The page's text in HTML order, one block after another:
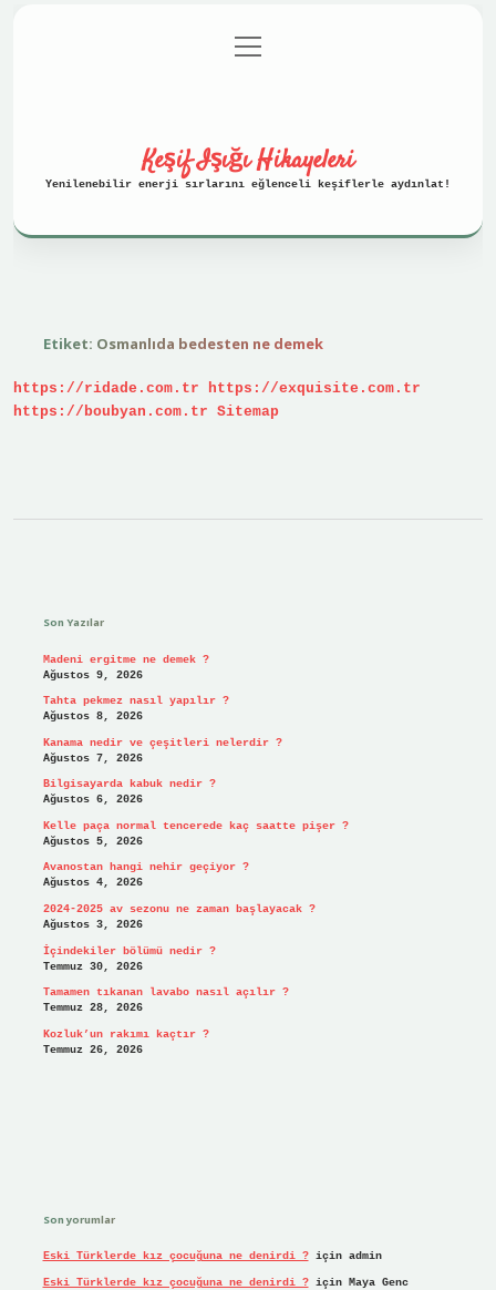
Gizlilik Politikası
menüyü
aç
Keşif Işığı Hikayeleri
Yenilenebilir enerji sırlarını eğlenceli keşiflerle aydınlat!
Etiket: Osmanlıda bedesten ne demek
https://ridade.com.tr
https://exquisite.com.tr
https://boubyan.com.tr Sitemap
Son Yazılar
Madeni ergitme ne demek ?
Ağustos 9, 2026
Tahta pekmez nasıl yapılır ?
Ağustos 8, 2026
Kanama nedir ve çeşitleri nelerdir ?
Ağustos 7, 2026
Bilgisayarda kabuk nedir ?
Ağustos 6, 2026
Kelle paça normal tencerede kaç saatte pişer ?
Ağustos 5, 2026
Avanostan hangi nehir geçiyor ?
Ağustos 4, 2026
2024-2025 av sezonu ne zaman başlayacak ?
Ağustos 3, 2026
İçindekiler bölümü nedir ?
Temmuz 30, 2026
Tamamen tıkanan lavabo nasıl açılır ?
Temmuz 28, 2026
Kozluk’un rakımı kaçtır ?
Temmuz 26, 2026
Son yorumlar
Eski Türklerde kız çocuğuna ne denirdi ?için admin
Eski Türklerde kız çocuğuna ne denirdi ?için Maya Genc